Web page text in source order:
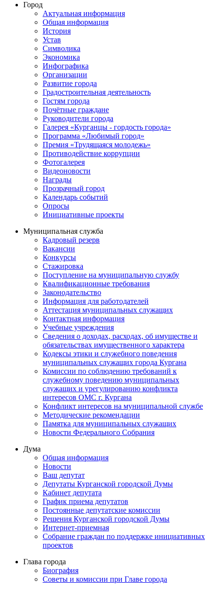
Город
Актуальная информация
Общая информация
История
Устав
Символика
Экономика
Инфографика
Организации
Развитие города
Градостроительная деятельность
Гостям города
Почётные граждане
Руководители города
Галерея «Курганцы - гордость города»
Программа «Любимый город»
Премия «Трудящаяся молодежь»
Противодействие коррупции
Фотогалерея
Видеоновости
Награды
Прозрачный город
Календарь событий
Опросы
Инициативные проекты
Муниципальная служба
Кадровый резерв
Вакансии
Конкурсы
Стажировка
Поступление на муниципальную службу
Квалификационные требования
Законодательство
Информация для работодателей
Аттестация муниципальных служащих
Контактная информация
Учебные учреждения
Сведения о доходах, расходах, об имуществе и
обязательствах имущественного характера
Кодексы этики и служебного поведения
муниципальных служащих города Кургана
Комиссии по соблюдению требований к
служебному поведению муниципальных
служащих и урегулированию конфликта
интересов ОМС г. Кургана
Конфликт интересов на муниципальной службе
Методические рекомендации
Памятка для муниципальных служащих
Новости Федерального Cобрания
Дума
Общая информация
Новости
Ваш депутат
Депутаты Курганской городской Думы
Кабинет депутата
График приема депутатов
Постоянные депутатские комиссии
Решения Курганской городской Думы
Интернет-приемная
Собрание граждан по поддержке инициативных
проектов
Глава города
Биография
Советы и комиссии при Главе города